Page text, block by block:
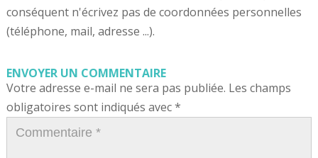
conséquent n'écrivez pas de coordonnées personnelles
(téléphone, mail, adresse ...).
ENVOYER UN COMMENTAIRE
Votre adresse e-mail ne sera pas publiée. Les champs
obligatoires sont indiqués avec*